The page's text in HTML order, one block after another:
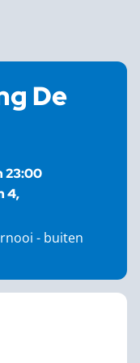
De
23:00
4,
- buiten